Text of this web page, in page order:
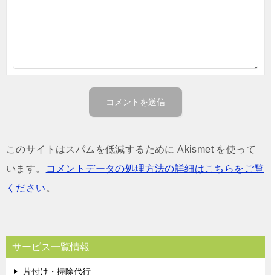
このサイトはスパムを低減するために Akismet を使って
います。
コメントデータの処理方法の詳細はこちらをご覧
ください 。
サービス一覧情報
片付け・掃除代行